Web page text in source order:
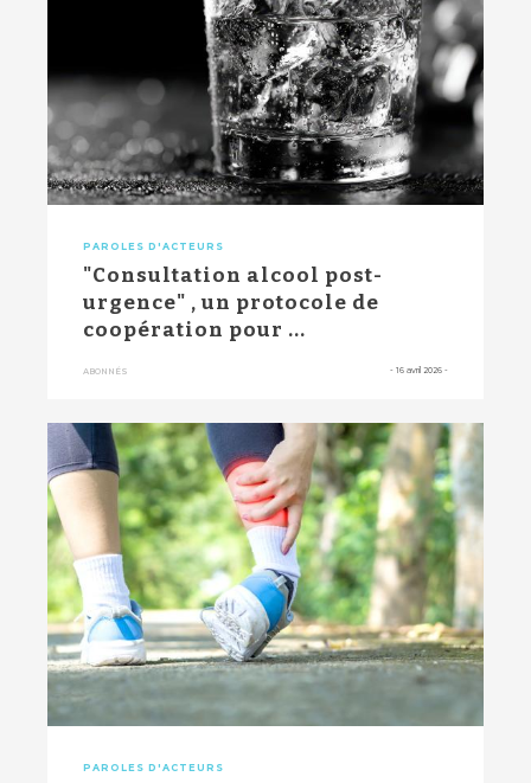
PAROLES D'ACTEURS
"Consultation alcool post-
urgence" , un protocole de
coopération pour ...
ABONNÉS - 16 avril 2026 -
PAROLES D'ACTEURS